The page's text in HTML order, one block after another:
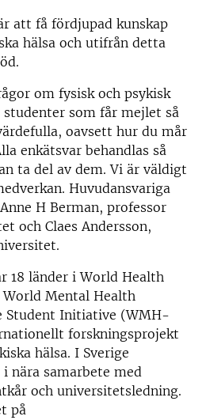
att få fördjupad kunskap
hälsa och utifrån detta
om fysisk och psykisk
studenter som får mejlet så
oavsett hur du mår
enkätsvar behandlas så
ta del av dem. Vi är väldigt
Huvudansvariga
H Berman, professor
och Claes Andersson,
18 länder i World Health
Mental Health
Student Initiative (WMH-
forskningsprojekt
hälsa. I Sverige
nära samarbete med
och universitetsledning.
på